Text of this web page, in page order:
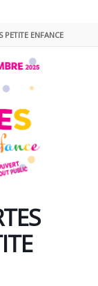
PETITE ENFANCE